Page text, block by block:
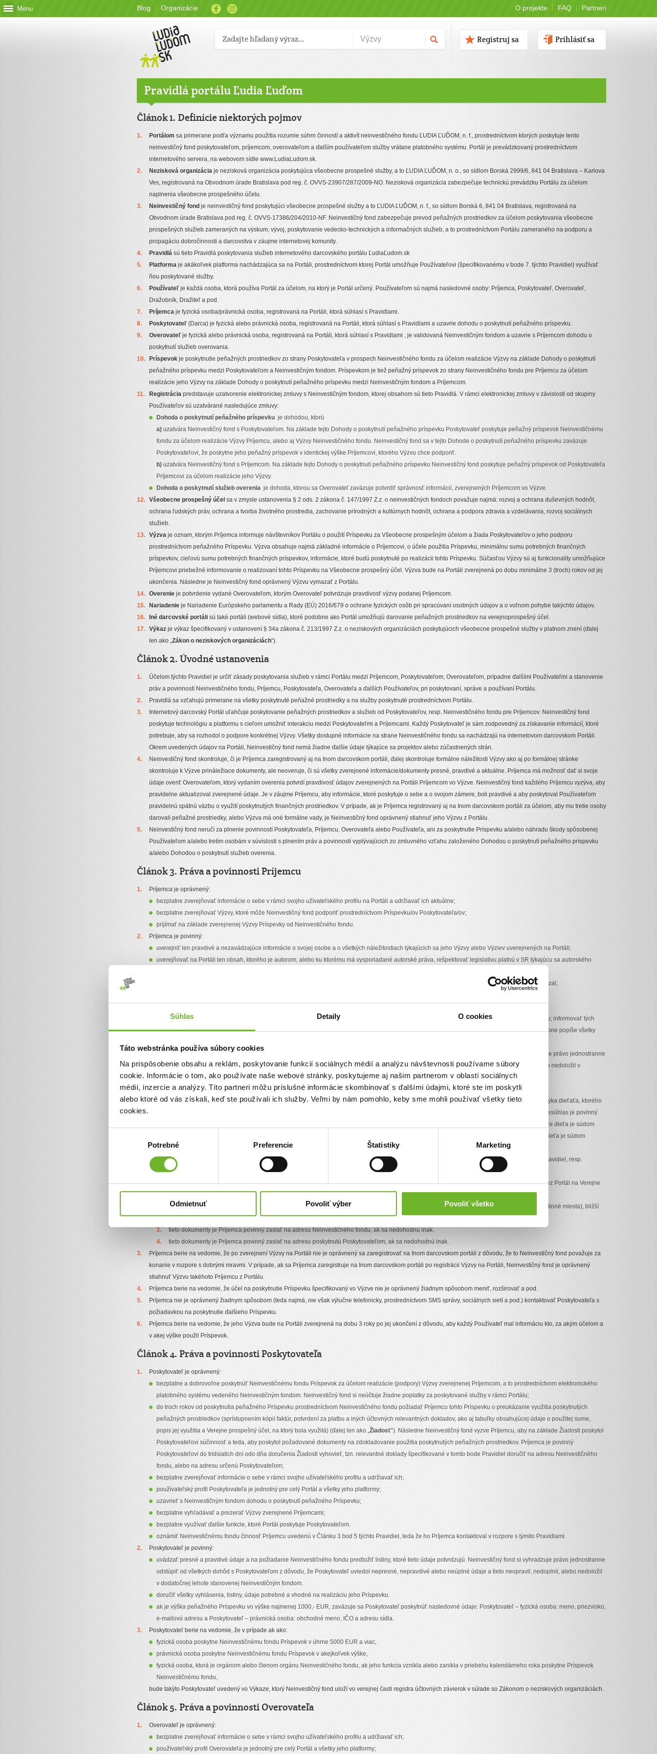
Súhlas Detaily O cookies
Táto webstránka používa súbory cookies
Na prispôsobenie obsahu a reklám, poskytovanie funkcií sociálnych médií a analýzu návštevnosti používame súbory
cookie. Informácie o tom, ako používate naše webové stránky, poskytujeme aj našim partnerom v oblasti sociálnych
médií, inzercie a analýzy. Títo partneri môžu príslušné informácie skombinovať s ďalšími údajmi, ktoré ste im poskytli
alebo ktoré od vás získali, keď ste používali ich služby. Veľmi by nám pomohlo, keby sme mohli používať všetky tieto
cookies.
Potrebné Preferencie Štatistiky Marketing
Odmietnuť Povoliť výber Povoliť všetko
Menu Blog Organizácie O projekte FAQ Partneri
Prihlásiť sa
Registruj sa
Pravidlá portálu Ľudia Ľuďom
Článok 1. Definície niektorých pojmov
Portálom sa primerane podľa významu použitia rozumie súhrn činností a aktivít neinvestičného fondu ĽUDIA ĽUĎOM, n. f., prostredníctvom ktorých poskytuje tento
neinvestičný fond poskytovateľom, príjemcom, overovateľom a ďalším používateľom služby vrátane platobného systému. Portál je prevádzkovaný prostredníctvom
internetového servera, na webovom sídle www.LudiaLudom.sk.
Nezisková organizácia je nezisková organizácia poskytujúca všeobecne prospešné služby, a to ĽUDIA ĽUĎOM, n. o., so sídlom Borská 2999/6, 841 04 Bratislava – Karlova
Ves, registrovaná na Obvodnom úrade Bratislava pod reg. č. OVVS-23907/287/2009-NO. Nezisková organizácia zabezpečuje technickú prevádzku Portálu za účelom
naplnenia všeobecne prospešného účelu.
Neinvestičný fond je neinvestičný fond poskytujúci všeobecne prospešné služby a to ĽUDIA ĽUĎOM, n. f., so sídlom Borská 6, 841 04 Bratislava, registrovaná na
Obvodnom úrade Bratislava pod reg. č. OVVS-17386/204/2010-NF. Neinvestičný fond zabezpečuje prevod peňažných prostriedkov za účelom poskytovania všeobecne
prospešných služieb zameraných na výskum, vývoj, poskytovanie vedecko-technických a informačných služieb, a to prostredníctvom Portálu zameraného na podporu a
propagáciu dobročinnosti a darcovstva v záujme internetovej komunity.
Pravidlá sú tieto Pravidlá poskytovania služieb internetového darcovského portálu ĽudiaĽudom.sk
Platforma je akákoľvek platforma nachádzajúca sa na Portáli, prostredníctvom ktorej Portál umožňuje Používateľovi (špecifikovanému v bode 7. týchto Pravidiel) využívať
ňou poskytované služby.
Používateľ je každá osoba, ktorá používa Portál za účelom, na ktorý je Portál určený. Používateľom sú najmä nasledovné osoby: Príjemca, Poskytovateľ, Overovateľ,
Dražobník, Dražiteľ a pod.
Príjemca je fyzická osoba/právnická osoba, registrovaná na Portáli, ktorá súhlasí s Pravidlami.
Poskytovateľ (Darca) je fyzická alebo právnická osoba, registrovaná na Portáli, ktorá súhlasí s Pravidlami a uzavrie dohodu o poskytnutí peňažného príspevku.
Overovateľ je fyzická alebo právnická osoba, registrovaná na Portáli, ktorá súhlasí s Pravidlami , je validovaná Neinvestičným fondom a uzavrie s Príjemcom dohodu o
poskytnutí služieb overovania.
Príspevok je poskytnutie peňažných prostriedkov zo strany Poskytovateľa v prospech Neinvestičného fondu za účelom realizácie Výzvy na základe Dohody o poskytnutí
peňažného príspevku medzi Poskytovateľom a Neinvestičným fondom. Príspevkom je tiež peňažný príspevok zo strany Neinvestičného fondu pre Príjemcu za účelom
realizácie jeho Výzvy na základe Dohody o poskytnutí peňažného príspevku medzi Neinvestičným fondom a Príjemcom.
Registrácia predstavuje uzatvorenie elektronickej zmluvy s Neinvestičným fondom, ktorej obsahom sú tieto Pravidlá. V rámci elektronickej zmluvy v závislosti od skupiny
Používateľov sú uzatvárané nasledujúce zmluvy:
Dohoda o poskytnutí peňažného príspevku je dohodou, ktorú
a) uzatvára Neinvestičný fond s Poskytovateľom. Na základe tejto Dohody o poskytnutí peňažného príspevku Poskytovateľ poskytuje peňažný príspevok Neinvestičnému
fondu za účelom realizácie Výzvy Príjemcu, alebo aj Výzvy Neinvestičného fondu. Neinvestičný fond sa v tejto Dohode o poskytnutí peňažného príspevku zaväzuje
Poskytovateľovi, že poskytne jeho peňažný príspevok v identickej výške Príjemcovi, ktorého Výzvu chce podporiť.
b) uzatvára Neinvestičný fond s Príjemcom. Na základe tejto Dohody o poskytnutí peňažného príspevku Neinvestičný fond poskytuje peňažný príspevok od Poskytovateľa
Príjemcovi za účelom realizácie jeho Výzvy.
Dohoda o poskytnutí služieb overenia je dohoda, ktorou sa Overovateľ zaväzuje potvrdiť správnosť informácií, zverejnených Príjemcom vo Výzve.
Všeobecne prospešný účel sa v zmysle ustanovenia § 2 ods. 2 zákona č. 147/1997 Z.z. o neinvestičných fondoch považuje najmä: rozvoj a ochrana duševných hodnôt,
ochrana ľudských práv, ochrana a tvorba životného prostredia, zachovanie prírodných a kultúrnych hodnôt, ochrana a podpora zdravia a vzdelávania, rozvoj sociálnych
služieb.
Výzva je oznam, ktorým Príjemca informuje návštevníkov Portálu o použití Príspevku za Všeobecne prospešným účelom a žiada Poskytovateľov o jeho podporu
prostredníctvom peňažného Príspevku. Výzva obsahuje najmä základné informácie o Príjemcovi, o účele použitia Príspevku, minimálnu sumu potrebných finančných
príspevkov, cieľovú sumu potrebných finančných príspevkov, informácie, ktoré budú poskytnuté po realizácii tohto Príspevku. Súčasťou Výzvy sú aj funkcionality umožňujúce
Príjemcovi priebežné informovanie o realizovaní tohto Príspevku na Všeobecne prospešný účel. Výzva bude na Portáli zverejnená po dobu minimálne 3 (troch) rokov od jej
ukončenia. Následne je Neinvestičný fond oprávnený Výzvu vymazať z Portálu.
Overenie je potvrdenie vydané Overovateľom, ktorým Overovateľ potvrdzuje pravdivosť výzvy podanej Príjemcom.
Nariadenie je Nariadenie Európskeho parlamentu a Rady (EÚ) 2016/679 o ochrane fyzických osôb pri spracúvaní osobných údajov a o voľnom pohybe takýchto údajov.
Iné darcovské portáli sú také portáli (webové sídla), ktoré podobne ako Portál umožňujú darovanie peňažných prostriedkov na verejnoprospešný účel.
Výkaz je výkaz špecifikovaný v ustanovení § 34a zákona č. 213/1997 Z.z. o neziskových organizáciách poskytujúcich všeobecne prospešné služby v platnom znení (ďalej
len ako „Zákon o neziskových organizáciách“).
Článok 2. Úvodné ustanovenia
Účelom týchto Pravidiel je určiť zásady poskytovania služieb v rámci Portálu medzi Príjemcom, Poskytovateľom, Overovateľom, prípadne ďalšími Používateľmi a stanovenie
práv a povinností Neinvestičného fondu, Príjemcu, Poskytovateľa, Overovateľa a ďalších Používateľov, pri poskytovaní, správe a používaní Portálu.
Pravidlá sa vzťahujú primerane na všetky poskytnuté peňažné prostriedky a na služby poskytnuté prostredníctvom Portálu.
Internetový darcovský Portál uľahčuje poskytovanie peňažných prostriedkov a služieb od Poskytovateľov, resp. Neinvestičného fondu pre Príjemcov. Neinvestičný fond
poskytuje technológiu a platformu s cieľom umožniť interakciu medzi Poskytovateľmi a Príjemcami. Každý Poskytovateľ je sám zodpovedný za získavanie informácií, ktoré
potrebuje, aby sa rozhodol o podpore konkrétnej Výzvy. Všetky dostupné informácie na strane Neinvestičného fondu sa nachádzajú na internetovom darcovskom Portáli.
Okrem uvedených údajov na Portáli, Neinvestičný fond nemá žiadne ďalšie údaje týkajúce sa projektov alebo zúčastnených strán.
Neinvestičný fond skontroluje, či je Príjemca zaregistrovaný aj na Inom darcovskom portáli, ďalej skontroluje formálne náležitosti Výzvy ako aj po formálnej stránke
skontroluje k Výzve prináležiace dokumenty, ale neoveruje, či sú všetky zverejnené informácie/dokumenty presné, pravdivé a aktuálne. Príjemca má možnosť dať si svoje
údaje overiť Overovateľom, ktorý vydaním overenia potvrdí pravdivosť údajov zverejnených na Portáli Príjemcom vo Výzve. Neinvestičný fond každého Príjemcu vyzýva, aby
pravidelne aktualizoval zverejnené údaje. Je v záujme Príjemcu, aby informácie, ktoré poskytuje o sebe a o svojom zámere, boli pravdivé a aby poskytoval Používateľom
pravidelnú spätnú väzbu o využití poskytnutých finančných prostriedkov. V prípade, ak je Príjemca registrovaný aj na Inom darcovskom portáli za účelom, aby mu tretie osoby
darovali peňažné prostriedky, alebo Výzva má oné formálne vady, je Neinvestičný fond oprávnený stiahnuť jeho Výzvu z Portálu.
Neinvestičný fond neručí za plnenie povinností Poskytovateľa, Príjemcu, Overovateľa alebo Používateľa, ani za poskytnutie Príspevku a/alebo náhradu škody spôsobenej
Používateľom a/alebo tretím osobám v súvislosti s plnením práv a povinností vyplývajúcich zo zmluvného vzťahu založeného Dohodou o poskytnutí peňažného príspevku
a/alebo Dohodou o poskytnutí služieb overenia.
Článok 3. Práva a povinnosti Príjemcu
Príjemca je oprávnený:
bezplatne zverejňovať informácie o sebe v rámci svojho užívateľského profilu na Portáli a udržiavať ich aktuálne;
bezplatne zverejňovať Výzvy, ktoré môže Neinvestičný fond podporiť prostredníctvom Príspevku/ov Poskytovateľa/ov;
prijímať na základe zverejnenej Výzvy Príspevky od Neinvestičného fondu.
Príjemca je povinný:
uverejniť len pravdivé a nezavádzajúce informácie o svojej osobe a o všetkých náležitostiach týkajúcich sa jeho Výzvy alebo Výziev uverejnených na Portáli;
uverejňovať na Portáli len obsah, ktorého je autorom, alebo ku ktorému má vysporiadané autorské práva, rešpektovať legislatívu platnú v SR týkajúcu sa autorského
poskytnúť Používateľom všetky informácie o realizácii svojho zámeru za Verejne prospešným účelom, na zverejnenie ktorých sa v rámci Výzvy zaviazal;
informovať Používateľov aj počas trvania Výzvy o dôležitých udalostiach a zmenách týkajúcich sa Výzvy, jeho osoby a jej Verejne prospešného účelu; informovať tých
Poskytovateľov, ktorý mu poskytli peňažný príspevok o všetkých zmenách týkajúcich sa jeho Výzvy a to vytvorením tzv. aktualizácie Výzvy, kde podrobne popíše všetky
uvádzať presné a pravdivé údaje a na požiadanie Neinvestičného fondu predložiť listiny, ktoré tieto údaje potvrdzujú. Neinvestičný fond si vyhradzuje právo jednostranne
odstúpiť od všetkých dohôd s Príjemcom z dôvodu, že Príjemca uviedol nepresné, nepravdivé alebo neúplné údaje a tieto neopravil, nedoplnil alebo nedoložil v
dodatočnej lehote stanovenej Neinvestičným fondom;
aspoň tri roky uchovávať originály dokumentov (účtovných dokladov a pod.) preukazujúcich použitie finančných prostriedkov získaných cez Portál;
v prípade, ak má byť príjemcom Príspevku dieťa, Výzvu je oprávnený umiestniť na Portál len zákonný zástupca dieťaťa. V prípade, ak sa Príspevok týka dieťaťa, ktorého
rodičia sú rozvedení a druhý z rozvedených rodičov dieťaťa s umiestnením takejto Výzvy na Portáli vyjadrí svoj nesúhlas, tak rodič vyjadrujúci svoj nesúhlas je povinný
doručiť Neinvestičnému fondu relevantnú listinu, ktorou preukáže Neinvestičnému fondu, že je zákonným zástupcom dotknutého dieťaťa, ako aj to, že dieťa je súdom
zverené do jeho starostlivosti. Ak rodič vyjadrujúci svoj nesúhlas s Výzvou preukáže, že je zákonným zástupcom dotknutého dieťaťa a súčasne, že dieťa je súdom
zverené do jeho starostlivosti, Neinvestičný fond dotknutú Výzvu zruší.
na požiadanie Poskytovateľa, resp. Neinvestičného fondu mu do tridsiatich dní od obdržania jeho Žiadosti (špecifikovanej v článku 4 ods. 1 týchto Pravidiel, resp.
špecifikovanej v článku 6 ods. 1 týchto Pravidiel) predložiť:
kópie dokladov (faktúry, potvrdenia za platbu a iné účtovne relevantné doklady) preukazujúce vynaloženie finančných prostriedkov získaných cez Portál na Verejne
prospešný účel deklarovaný vo svojej Výzve;
tabuľku popisujúcu využitie týchto prostriedkov obsahujúcu nasledovné informácie o každej položke: suma (v eurách, zaokrúhlená na dve desatinné miesta), bližší
popis využitia získaných prostriedkov a Verejne prospešný účel ich využitia.
tieto dokumenty je Príjemca povinný zaslať na adresu Neinvestičného fondu, ak sa nedohodnú inak.
tieto dokumenty je Príjemca povinný zaslať na adresu poskytnutú Poskytovateľom, ak sa nedohodnú inak.
Príjemca berie na vedomie, že po zverejnení Výzvy na Portáli nie je oprávnený sa zaregistrovať na Inom darcovskom portáli z dôvodu, že to Neinvestičný fond považuje za
konanie v rozpore s dobrými mravmi. V prípade, ak sa Príjemca zaregistruje na Inom darcovskom portáli po registrácii Výzvy na Portáli, Neinvestičný fond je oprávnený
stiahnuť Výzvu takéhoto Príjemcu z Portálu.
Príjemca berie na vedomie, že účel na poskytnutie Príspevku špecifikovaný vo Výzve nie je oprávnený žiadnym spôsobom meniť, rozširovať a pod.
Príjemca nie je oprávnený žiadnym spôsobom (teda najmä, nie však výlučne telefonicky, prostredníctvom SMS správy, sociálnych sietí a pod.) kontaktovať Poskytovateľa s
požiadavkou na poskytnutie ďalšieho Príspevku.
Príjemca berie na vedomie, že jeho Výzva bude na Portáli zverejnená na dobu 3 roky po jej ukončení z dôvodu, aby každý Používateľ mal informáciu kto, za akým účelom a
v akej výške použil Príspevok.
Článok 4. Práva a povinnosti Poskytovateľa
Poskytovateľ je oprávnený:
bezplatne a dobrovoľne poskytnúť Neinvestičnému fondu Príspevok za účelom realizácie (podpory) Výzvy zverejnenej Príjemcom, a to prostredníctvom elektronického
platobného systému vedeného Neinvestičným fondom. Neinvestičný fond si neúčtuje žiadne poplatky za poskytované služby v rámci Portálu;
do troch rokov od poskytnutia peňažného Príspevku prostredníctvom Neinvestičného fondu požiadať Príjemcu tohto Príspevku o preukázanie využitia poskytnutých
peňažných prostriedkov (sprístupnením kópií faktúr, potvrdení za platbu a iných účtovných relevantných dokladov, ako aj tabuľky obsahujúcej údaje o použitej sume,
popis jej využitia a Verejne prospešný účel, na ktorý bola využitá) (ďalej len ako „Žiadosť“). Následne Neinvestičný fond vyzve Príjemcu, aby na základe Žiadosti poskytol
Poskytovateľovi súčinnosť a teda, aby poskytol požadované dokumenty na zdokladovanie použitia poskytnutých peňažných prostriedkov. Príjemca je povinný
Poskytovateľovi do tridsiatich dní odo dňa doručenia Žiadosti vyhovieť, tzn. relevantné doklady špecifikované v tomto bode Pravidiel doručiť na adresu Neinvestičného
fondu, alebo na adresu určenú Poskytovateľom;
bezplatne zverejňovať informácie o sebe v rámci svojho užívateľského profilu a udržiavať ich;
používateľský profil Poskytovateľa je jednotný pre celý Portál a všetky jeho platformy;
uzavrieť s Neinvestičným fondom dohodu o poskytnutí peňažného Príspevku;
bezplatne vyhľadávať a prezerať Výzvy zverejnené Príjemcami;
bezplatne využívať ďalšie funkcie, ktoré Portál poskytuje Poskytovateľom.
oznámiť Neinvestičnému fondu činnosť Príjemcu uvedenú v Článku 3 bod 5 týchto Pravidiel, teda že ho Príjemca kontaktoval v rozpore s týmito Pravidlami.
Poskytovateľ je povinný:
uvádzať presné a pravdivé údaje a na požiadanie Neinvestičného fondu predložiť listiny, ktoré tieto údaje potvrdzujú. Neinvestičný fond si vyhradzuje právo jednostranne
odstúpiť od všetkých dohôd s Poskytovateľom z dôvodu, že Poskytovateľ uviedol nepresné, nepravdivé alebo neúplné údaje a tieto neopravil, nedoplnil, alebo nedoložil
v dodatočnej lehote stanovenej Neinvestičným fondom.
doručiť všetky vyhlásenia, listiny, údaje potrebné a vhodné na realizáciu jeho Príspevku.
ak je výška peňažného Príspevku vo výške najmenej 1000,- EUR, zaväzuje sa Poskytovateľ poskytnúť nasledovné údaje: Poskytovateľ – fyzická osoba: meno, priezvisko,
e-mailovú adresu a Poskytovateľ – právnická osoba: obchodné meno, IČO a adresu sídla.
Poskytovateľ berie na vedomie, že v prípade ak ako:
fyzická osoba poskytne Neinvestičnému fondu Príspevok v úhrne 5000 EUR a viac,
právnická osoba poskytne Neinvestičnému fondu Príspevok v akejkoľvek výške,
fyzická osoba, ktorá je orgánom alebo členom orgánu Neinvestičného fondu, ak jeho funkcia vznikla alebo zanikla v priebehu kalendárneho roka poskytne Príspevok
Neinvestičnému fondu,
bude takýto Poskytovateľ uvedený vo Výkaze, ktorý Neinvestičný fond uloží vo verejnej časti registra účtovných závierok v súlade so Zákonom o neziskových organizáciách.
Článok 5. Práva a povinnosti Overovateľa
Overovateľ je oprávnený:
bezplatne zverejňovať informácie o sebe v rámci svojho užívateľského profilu a udržiavať ich;
používateľský profil Overovateľa je jednotný pre celý Portál a všetky jeho platformy;